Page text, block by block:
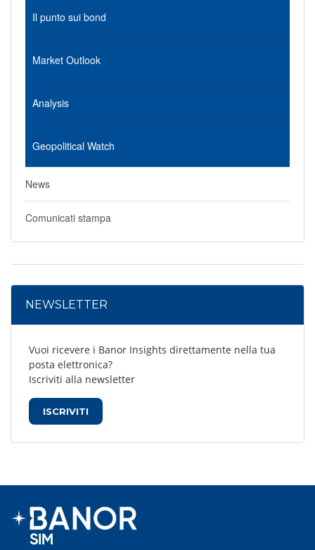
Il punto sui bond
Market Outlook
Analysis
Geopolitical Watch
News
Comunicati stampa
NEWSLETTER
Vuoi ricevere i Banor Insights direttamente nella tua
posta elettronica?
Iscriviti alla newsletter
ISCRIVITI